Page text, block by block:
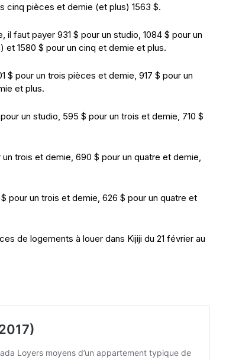
cinq pièces et demie (et plus) 1563 $.
faut payer 931 $ pour un studio, 1084 $ pour un
et 1580 $ pour un cinq et demie et plus.
$ pour un trois pièces et demie, 917 $ pour un
et plus.
un studio, 595 $ pour un trois et demie, 710 $
trois et demie, 690 $ pour un quatre et demie,
pour un trois et demie, 626 $ pour un quatre et
de logements à louer dans Kijiji du 21 février au